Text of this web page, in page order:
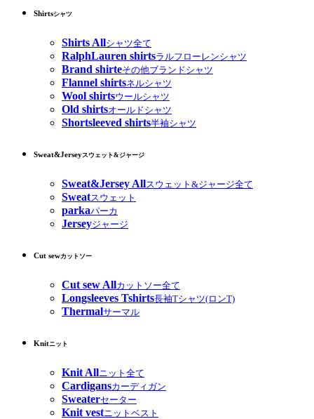
Shirtsシャツ
Shirts Allシャツ全て
RalphLauren shirtsラルフローレンシャツ
Brand shirteその他ブランドシャツ
Flannel shirtsネルシャツ
Wool shirtsウールシャツ
Old shirtsオールドシャツ
Shortsleeved shirts半袖シャツ
Sweat&Jerseyスウェット&ジャージ
Sweat&Jersey Allスウェット&ジャージ全て
Sweatスウェット
parkaパーカ
Jerseyジャージ
Cut sewカットソー
Cut sew Allカットソー全て
Longsleeves Tshirts長袖Tシャツ(ロンT)
Thermalサーマル
Knitニット
Knit Allニット全て
Cardigansカーディガン
Sweaterセーター
Knit vestニットベスト